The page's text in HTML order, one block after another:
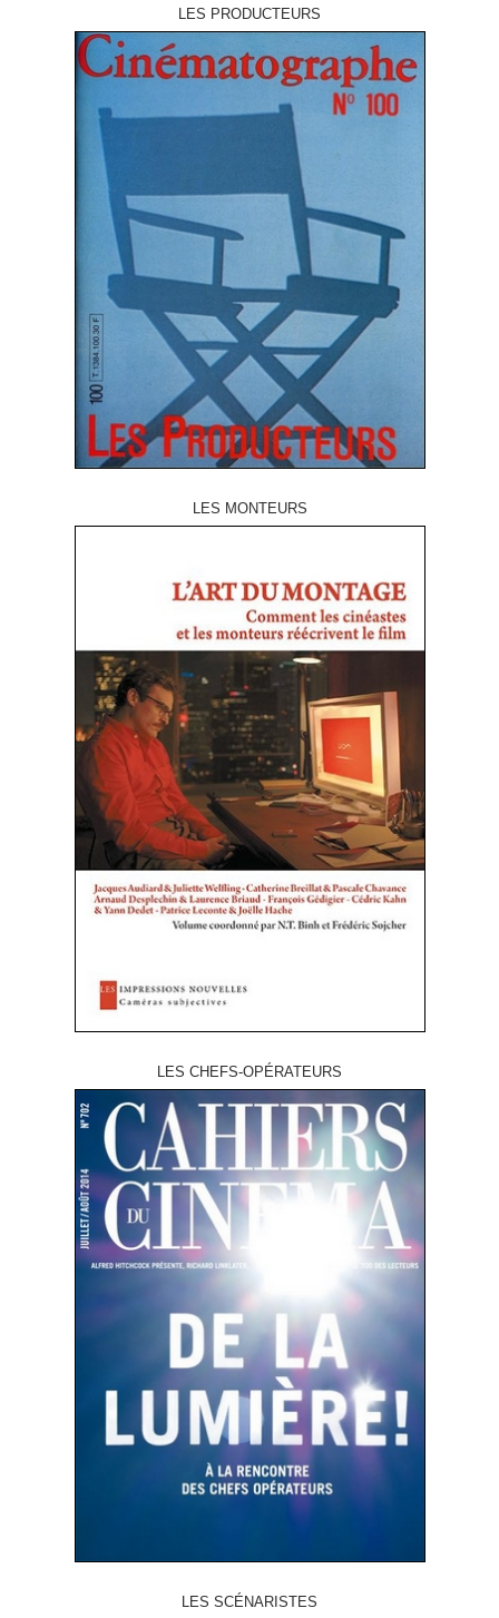
LES PRODUCTEURS
LES MONTEURS
LES CHEFS-OPÉRATEURS
LES SCÉNARISTES